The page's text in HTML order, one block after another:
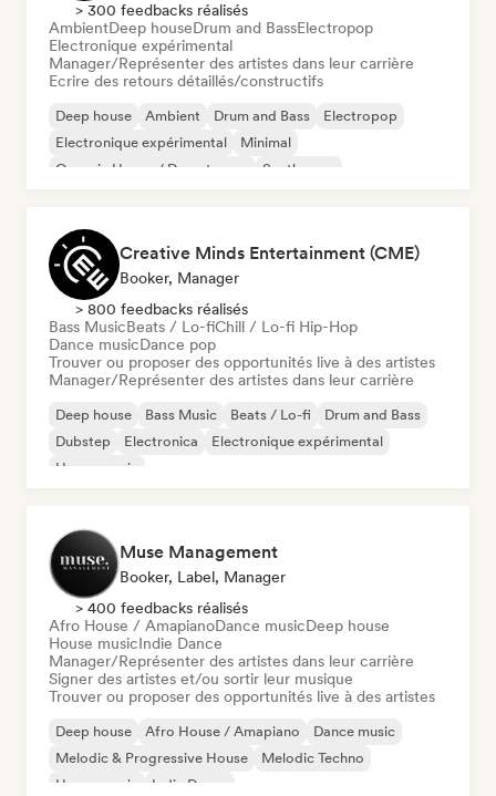
> 300 feedbacks réalisés
AmbientDeep houseDrum and BassElectropop
Electronique expérimental
Manager/Représenter des artistes dans leur carrière
Ecrire des retours détaillés/constructifs
Deep house Ambient Drum and Bass
Electropop
Electronique expérimental
Minimal
Organic House / Downtempo
Synthwave
Creative Minds Entertainment (CME)
Booker, Manager
> 800 feedbacks réalisés
Bass MusicBeats / Lo-fiChill / Lo-fi Hip-Hop
Dance musicDance pop
Trouver ou proposer des opportunités live à des artistes
Manager/Représenter des artistes dans leur carrière
Deep house Bass Music Beats / Lo-fi
Drum and Bass
Dubstep
Electronica
Electronique expérimental
House music
Muse Management
Booker, Label, Manager
> 400 feedbacks réalisés
Afro House / AmapianoDance musicDeep house
House musicIndie Dance
Manager/Représenter des artistes dans leur carrière
Signer des artistes et/ou sortir leur musique
Trouver ou proposer des opportunités live à des artistes
Deep house Afro House / Amapiano
Dance music
Melodic & Progressive House
Melodic Techno
House music
Indie Dance